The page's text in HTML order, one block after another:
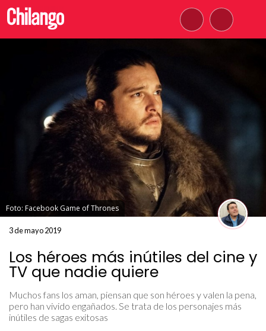
Foto: Facebook Game of Thrones
3 de mayo 2019
Los héroes más inútiles del cine y
TV que nadie quiere
Muchos fans los aman, piensan que son héroes y valen la pena,
pero han vivido engañados. Se trata de los personajes más
inútiles de sagas exitosas